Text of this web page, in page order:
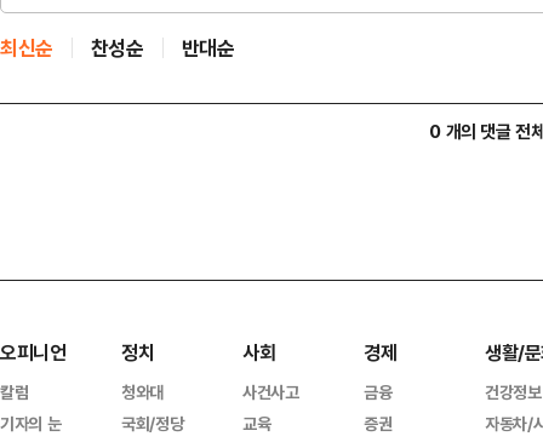
최신순 찬성순 반대순
0 개의 댓글 전
오피니언
칼럼
기자의 눈
정치
청와대
국회/정당
사회
사건사고
교육
경제
금융
증권
생활/
건강정보
자동차/